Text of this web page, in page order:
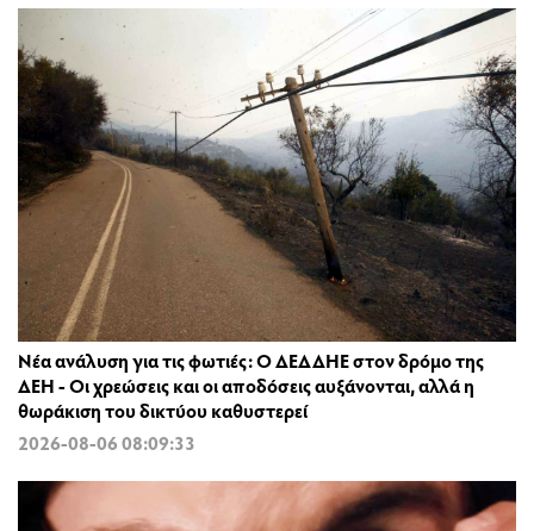
Νέα ανάλυση για τις φωτιές: Ο ΔΕΔΔΗΕ στον δρόμο της
ΔΕΗ - Οι χρεώσεις και οι αποδόσεις αυξάνονται, αλλά η
θωράκιση του δικτύου καθυστερεί
2026-08-06 08:09:33